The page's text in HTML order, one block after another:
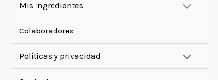
Mis Ingredientes
Colaboradores
Políticas y privacidad